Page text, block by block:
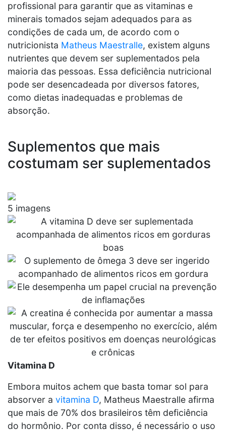
profissional para garantir que as vitaminas e
minerais tomados sejam adequados para as
condições de cada um, de acordo com o
nutricionista Matheus Maestralle, existem alguns
nutrientes que devem ser suplementados pela
maioria das pessoas. Essa deficiência nutricional
pode ser desencadeada por diversos fatores,
como dietas inadequadas e problemas de
absorção.
Suplementos que mais
costumam ser suplementados
5 imagens
Vitamina D
Embora muitos achem que basta tomar sol para
absorver a vitamina D, Matheus Maestralle afirma
que mais de 70% dos brasileiros têm deficiência
do hormônio. Por conta disso, é necessário o uso